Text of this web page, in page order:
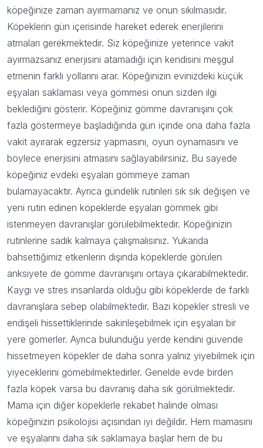
köpeğinize zaman ayırmamanız ve onun sıkılmasıdır.
Köpeklerin gün içerisinde hareket ederek enerjilerini
atmaları gerekmektedir. Siz köpeğinize yeterince vakit
ayırmazsanız enerjisini atamadığı için kendisini meşgul
etmenin farklı yollarını arar. Köpeğinizin evinizdeki küçük
eşyaları saklaması veya gömmesi onun sizden ilgi
beklediğini gösterir. Köpeğiniz gömme davranışını çok
fazla göstermeye başladığında gün içinde ona daha fazla
vakit ayırarak egzersiz yapmasını, oyun oynamasını ve
böylece enerjisini atmasını sağlayabilirsiniz. Bu sayede
köpeğiniz evdeki eşyaları gömmeye zaman
bulamayacaktır. Ayrıca gündelik rutinleri sık sık değişen ve
yeni rutin edinen köpeklerde eşyaları gömmek gibi
istenmeyen davranışlar görülebilmektedir. Köpeğinizin
rutinlerine sadık kalmaya çalışmalısınız. Yukarıda
bahsettiğimiz etkenlerin dışında köpeklerde görülen
anksiyete de gömme davranışını ortaya çıkarabilmektedir.
Kaygı ve stres insanlarda olduğu gibi köpeklerde de farklı
davranışlara sebep olabilmektedir. Bazı köpekler stresli ve
endişeli hissettiklerinde sakinleşebilmek için eşyaları bir
yere gömerler. Ayrıca bulunduğu yerde kendini güvende
hissetmeyen köpekler de daha sonra yalnız yiyebilmek için
yiyeceklerini gömebilmektedirler. Genelde evde birden
fazla köpek varsa bu davranış daha sık görülmektedir.
Mama için diğer köpeklerle rekabet halinde olması
köpeğinizin psikolojisi açısından iyi değildir. Hem mamasını
ve eşyalarını daha sık saklamaya başlar hem de bu